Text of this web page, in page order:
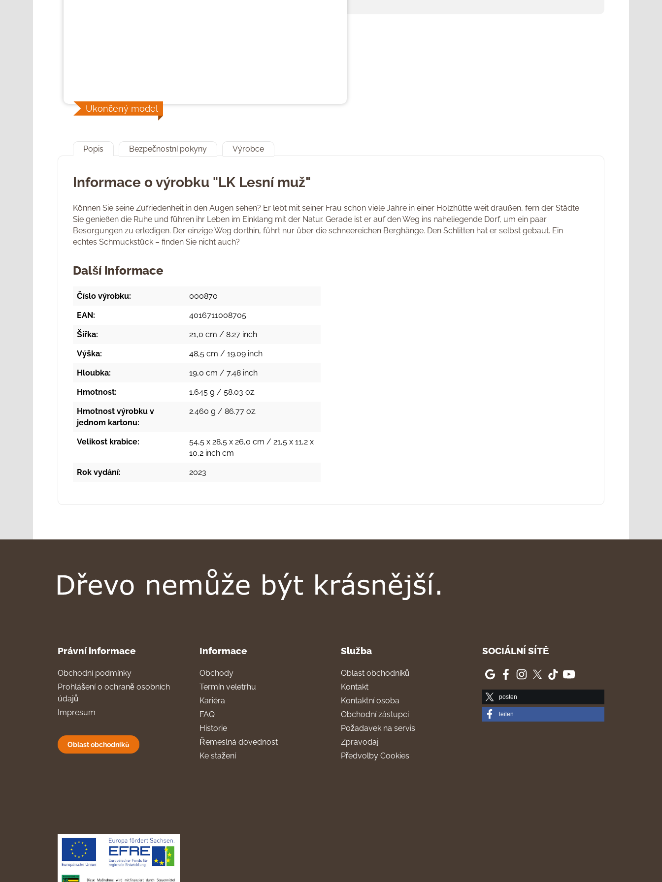
Ukončený model
Popis Bezpečnostní pokyny Výrobce
Informace o výrobku "LK Lesní muž"
Können Sie seine Zufriedenheit in den Augen sehen? Er lebt mit seiner Frau schon viele Jahre in einer Holzhütte weit draußen, fern der Städte.
Sie genießen die Ruhe und führen ihr Leben im Einklang mit der Natur. Gerade ist er auf den Weg ins naheliegende Dorf, um ein paar
Besorgungen zu erledigen. Der einzige Weg dorthin, führt nur über die schneereichen Berghänge. Den Schlitten hat er selbst gebaut. Ein
echtes Schmuckstück – finden Sie nicht auch?
Další informace
Číslo výrobku: 000870
EAN: 4016711008705
Šířka: 21,0 cm / 8.27 inch
Výška: 48,5 cm / 19.09 inch
Hloubka: 19,0 cm / 7.48 inch
Hmotnost: 1.645 g / 58.03 oz.
Hmotnost výrobku v
jednom kartonu:
2.460 g / 86.77 oz.
Velikost krabice:
54,5 x 28,5 x 26,0 cm / 21,5 x 11,2 x
10,2 inch cm
Rok vydání: 2023
Právní informace
Obchodní podmínky
Prohlášení o ochraně osobních
údajů
Impresum
Oblast obchodníků
Informace
Obchody
Termín veletrhu
Kariéra
FAQ
Historie
Řemeslná dovednost
Ke stažení
Služba
Oblast obchodníků
Kontakt
Kontaktní osoba
Obchodní zástupci
Požadavek na servis
Zpravodaj
Předvolby Cookies
SOCIÁLNÍ SÍTĚ
posten
teilen